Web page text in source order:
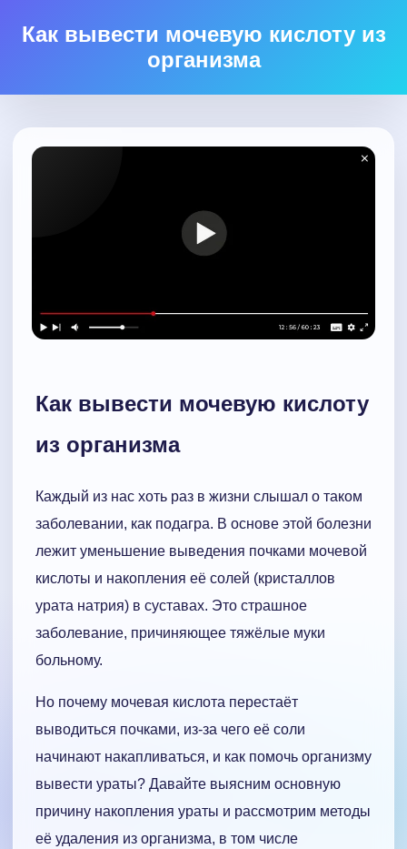
Как вывести мочевую кислоту из
организма
Как вывести мочевую кислоту
из организма
Каждый из нас хоть раз в жизни слышал о таком
заболевании, как подагра. В основе этой болезни
лежит уменьшение выведения почками мочевой
кислоты и накопления её солей (кристаллов
урата натрия) в суставах. Это страшное
заболевание, причиняющее тяжёлые муки
больному.
Но почему мочевая кислота перестаёт
выводиться почками, из-за чего её соли
начинают накапливаться, и как помочь организму
вывести ураты? Давайте выясним основную
причину накопления ураты и рассмотрим методы
её удаления из организма, в том числе